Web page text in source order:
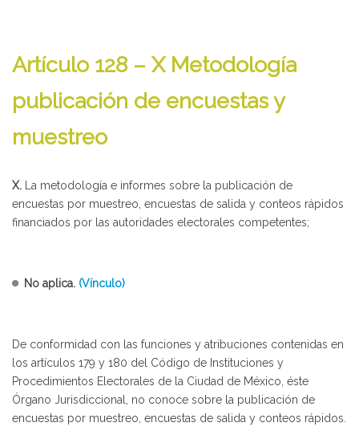
Artículo 128 – X Metodología
publicación de encuestas y
muestreo
X.
La metodología e informes sobre la publicación de
encuestas por muestreo, encuestas de salida y conteos rápidos
financiados por las autoridades electorales competentes;
No aplica. (Vínculo)
De conformidad con las funciones y atribuciones contenidas en
los artículos 179 y 180 del Código de Instituciones y
Procedimientos Electorales de la Ciudad de México, éste
Órgano Jurisdiccional, no conoce sobre la publicación de
encuestas por muestreo, encuestas de salida y conteos rápidos.